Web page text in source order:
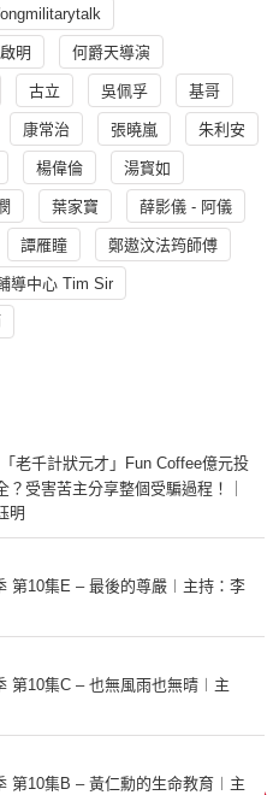
明 何爵天導演
古立 吳佩孚 基哥
康常治 張曉嵐 朱利安
楊偉倫 湯寳如
葉家寶 薛影儀 - 阿儀
譚雁瞳 鄭遨汶法筠師傅
導中心 Tim Sir
老千計狀元才」Fun Coffee億元投
受害苦主分享整個受騙過程！｜
明
第10集E – 最後的尊嚴︱主持：李
第10集C – 也無風雨也無晴︱主
第10集B – 黃仁勳的生命教育︱主